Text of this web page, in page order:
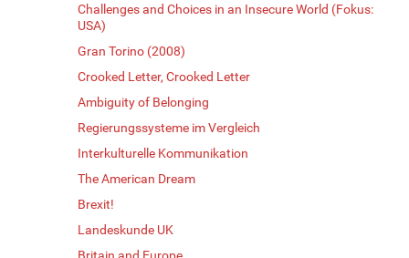
Challenges and Choices in an Insecure World (Fokus:
USA)
Gran Torino (2008)
Crooked Letter, Crooked Letter
Ambiguity of Belonging
Regierungssysteme im Vergleich
Interkulturelle Kommunikation
The American Dream
Brexit!
Landeskunde UK